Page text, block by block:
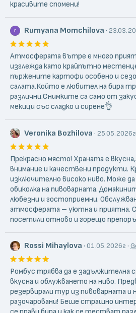
красивите спомени!
Rumyana Momchilova ·
Атмосферата вътре е много
изглежда като крайпътно
пържените картофи особено и
салата.Който е любител на бира
различни.Снимките са само от
мекици със сладко и сирене👌
Veronika Bozhilova · 25.05.2026г
Прекрасно място! Храната е
внимание и качествени продукти.
изключително високо ниво. Може
обиколка на пивоварната.
любезни и гостоприемни.
атмосферата – уютна и приятна.
посетили отново и горещо
Rossi Mihaylova · 01.05.2026г ·
Ромбус трябва да е задължителна
вкусна и облужването на ниво.
резервирали тур из пивоварната и
разочаровани! Беше страшно